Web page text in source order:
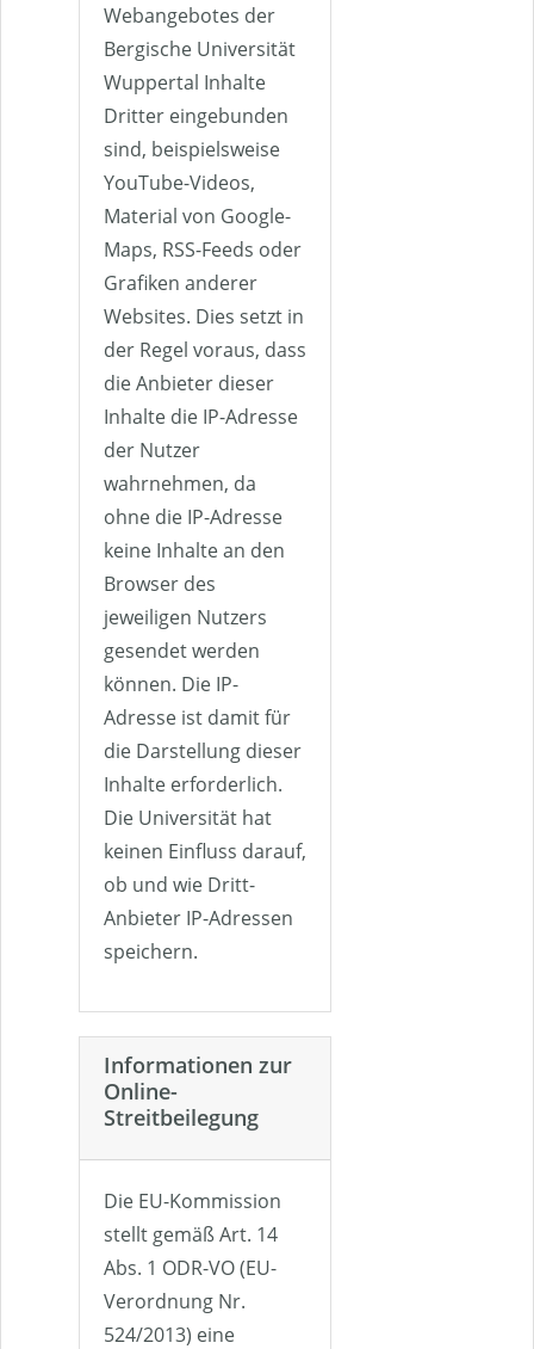
Webangebotes der
Bergische Universität
Wuppertal Inhalte
Dritter eingebunden
sind, beispielsweise
YouTube-Videos,
Material von Google-
Maps, RSS-Feeds oder
Grafiken anderer
Websites. Dies setzt in
der Regel voraus, dass
die Anbieter dieser
Inhalte die IP-Adresse
der Nutzer
wahrnehmen, da
ohne die IP-Adresse
keine Inhalte an den
Browser des
jeweiligen Nutzers
gesendet werden
können. Die IP-
Adresse ist damit für
die Darstellung dieser
Inhalte erforderlich.
Die Universität hat
keinen Einfluss darauf,
ob und wie Dritt-
Anbieter IP-Adressen
speichern.
Informationen zur
Online-
Streitbeilegung
Die EU-Kommission
stellt gemäß Art. 14
Abs. 1 ODR-VO (EU-
Verordnung Nr.
524/2013) eine